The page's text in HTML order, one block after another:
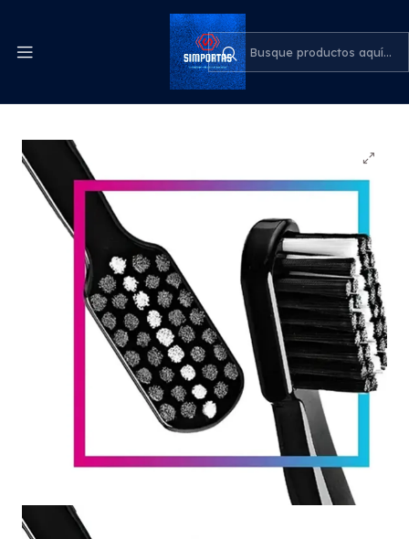
Despachos express a todo el país
Inicio Odontología
Pack 2 Cepillos Dientes Curaprox Black Is Black Súper
Suave